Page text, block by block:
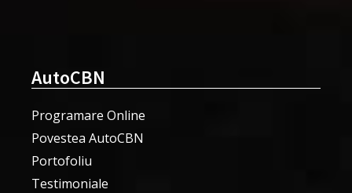
AutoCBN
Programare Online
Povestea AutoCBN
Portofoliu
Testimoniale